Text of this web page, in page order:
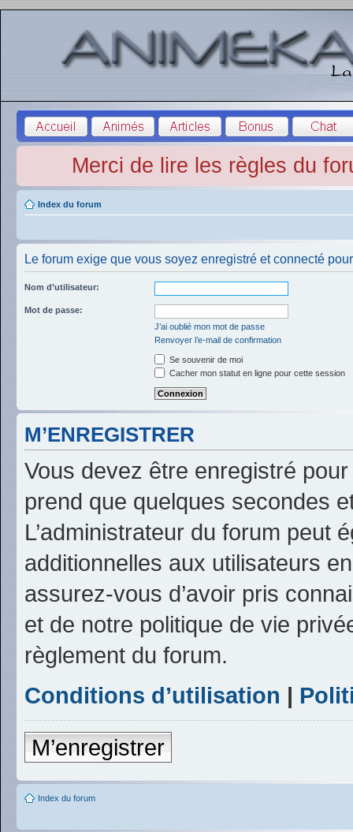
Merci de lire les règles du
Index du forum
Le forum exige que vous soyez enregistré et connecté
Nom d’utilisateur:
Mot de passe:
J’ai oublié mon mot de passe
Renvoyer l’e-mail de confirmation
Se souvenir de moi
Cacher mon statut en ligne pour cette session
M’ENREGISTRER
Vous devez être enregistré
prend que quelques secondes
L’administrateur du forum peut
additionnelles aux utilisateurs
assurez-vous d’avoir pris
et de notre politique de vie
règlement du forum.
Conditions d’utilisation |
M’enregistrer
Index du forum